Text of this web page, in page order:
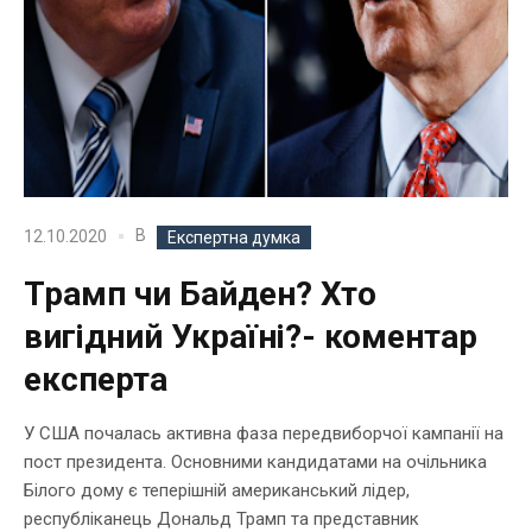
12.10.2020 В Експертна думка
Трамп чи Байден? Хто
вигідний Україні?- коментар
експерта
У США почалась активна фаза передвиборчої кампанії на
пост президента. Основними кандидатами на очільника
Білого дому є теперішній американський лідер,
республіканець Дональд Трамп та представник